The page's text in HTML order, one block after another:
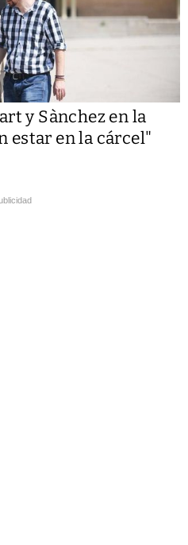
y Sànchez en la
estar en la cárcel"